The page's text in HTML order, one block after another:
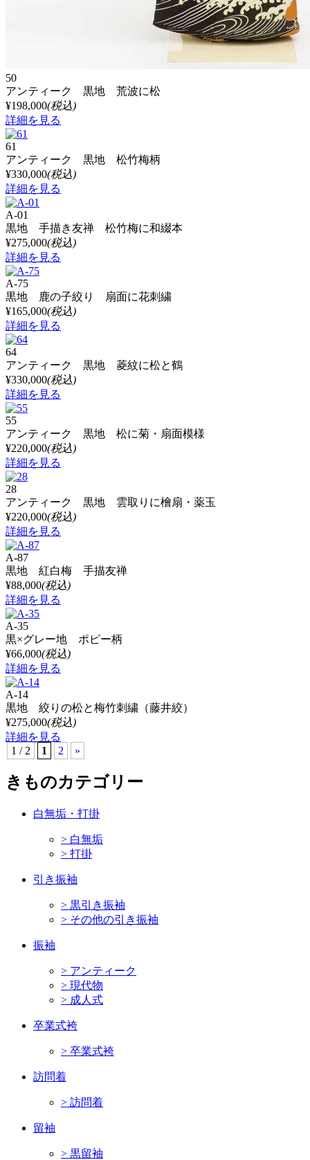
50
アンティーク 黒地 荒波に松
¥198,000(税込)
詳細を見る
61
アンティーク 黒地 松竹梅柄
¥330,000(税込)
詳細を見る
A-01
黒地 手描き友禅 松竹梅に和綴本
¥275,000(税込)
詳細を見る
A-75
黒地 鹿の子絞り 扇面に花刺繍
¥165,000(税込)
詳細を見る
64
アンティーク 黒地 菱紋に松と鶴
¥330,000(税込)
詳細を見る
55
アンティーク 黒地 松に菊・扇面模様
¥220,000(税込)
詳細を見る
28
アンティーク 黒地 雲取りに檜扇・薬玉
¥220,000(税込)
詳細を見る
A-87
黒地 紅白梅 手描友禅
¥88,000(税込)
詳細を見る
A-35
黒×グレー地 ポピー柄
¥66,000(税込)
詳細を見る
A-14
黒地 絞りの松と梅竹刺繍（藤井絞）
¥275,000(税込)
詳細を見る
1 / 2
1 2 »
きものカテゴリー
白無垢・打掛
> 白無垢
> 打掛
引き振袖
> 黒引き振袖
> その他の引き振袖
振袖
> アンティーク
> 現代物
> 成人式
卒業式袴
> 卒業式袴
訪問着
> 訪問着
留袖
> 黒留袖